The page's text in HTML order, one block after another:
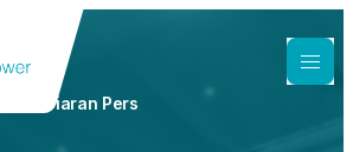
Siaran Pers